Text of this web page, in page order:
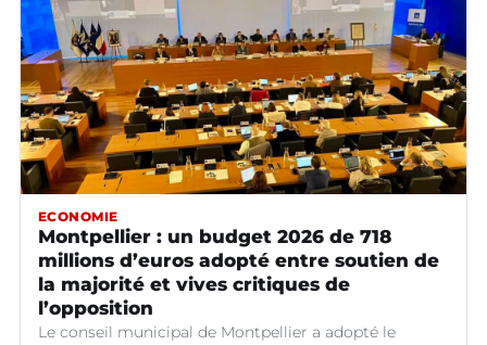
ECONOMIE
Montpellier : un budget 2026 de 718
millions d’euros adopté entre soutien de
la majorité et vives critiques de
l’opposition
Le conseil municipal de Montpellier a adopté le